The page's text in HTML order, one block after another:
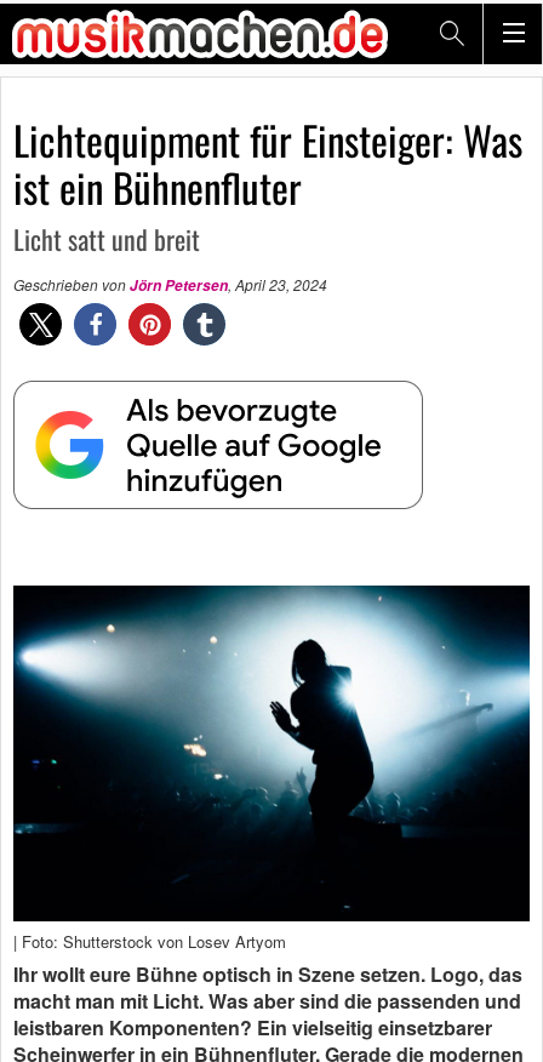
Lichtequipment für Einsteiger: Was
ist ein Bühnenfluter
Licht satt und breit
Geschrieben vonJörn Petersen, April 23, 2024
| Foto: Shutterstock von Losev Artyom
Ihr wollt eure Bühne optisch in Szene setzen. Logo, das
macht man mit Licht. Was aber sind die passenden und
leistbaren Komponenten? Ein vielseitig einsetzbarer
Scheinwerfer in ein Bühnenfluter. Gerade die modernen